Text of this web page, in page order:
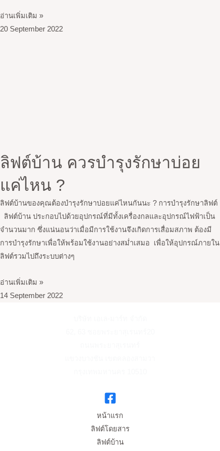
อ่านเพิ่มเติม »
20 September 2022
ลิฟต์บ้าน ควรบำรุงรักษาบ่อย
แค่ไหน ?
ลิฟต์บ้านของคุณต้องบำรุงรักษาบ่อยแค่ไหนกันนะ ? การบำรุงรักษาลิฟต์
ลิฟต์บ้าน ประกอบไปด้วยอุปกรณ์ที่มีทั้งเครื่องกลและอุปกรณ์ไฟฟ้าเป็น
จำนวนมาก ซึ่งแน่นอนว่าเมื่อมีการใช้งานจึงเกิดการเสื่อมสภาพ ต้องมี
การบำรุงรักษาเพื่อให้พร้อมใช้งานอย่างสม่ำเสมอ เพื่อให้อุปกรณ์ภายใน
ลิฟต์รวมไปถึงระบบต่างๆ
อ่านเพิ่มเติม »
14 September 2022
หน้าแรก
ลิฟต์โดยสาร
ลิฟต์บ้าน